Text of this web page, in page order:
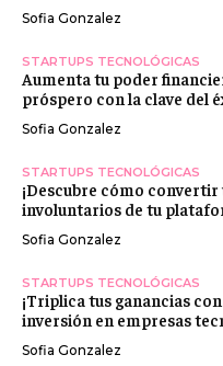
Sofia Gonzalez
STARTUPS TECNOLÓGICAS
Aumenta tu poder
próspero con la clave del
Sofia Gonzalez
STARTUPS TECNOLÓGICAS
¡Descubre cómo
involuntarios de tu
Sofia Gonzalez
STARTUPS TECNOLÓGICAS
¡Triplica tus ganancias
inversión en empresas
Sofia Gonzalez